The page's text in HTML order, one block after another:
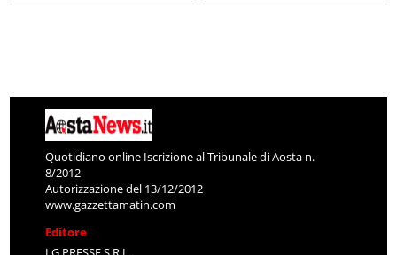
Quotidiano online Iscrizione al Tribunale di Aosta n.
8/2012
Autorizzazione del 13/12/2012
www.gazzettamatin.com
Editore